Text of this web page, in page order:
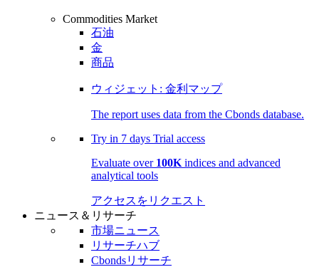
Commodities Market
石油
金
商品
ウィジェット: 金利マップ
The report uses data from the Cbonds database.
Try in 7 days Trial access
Evaluate over 100K indices and advanced
analytical tools
アクセスをリクエスト
ニュース＆リサーチ
市場ニュース
リサーチハブ
Cbondsリサーチ